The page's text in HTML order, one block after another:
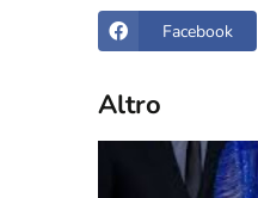
Facebook
Altro